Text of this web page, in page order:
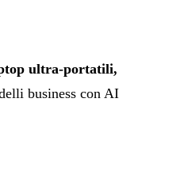
ultra‑portatili,
business con AI